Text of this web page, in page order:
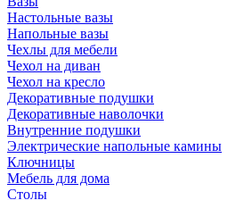
Настольные вазы
Напольные вазы
Чехлы для мебели
Чехол на диван
Чехол на кресло
Декоративные подушки
Декоративные наволочки
Внутренние подушки
Электрические напольные камины
Ключницы
Мебель для дома
Столы